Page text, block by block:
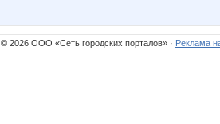
© 2026 ООО «Сеть городских порталов» · Реклама